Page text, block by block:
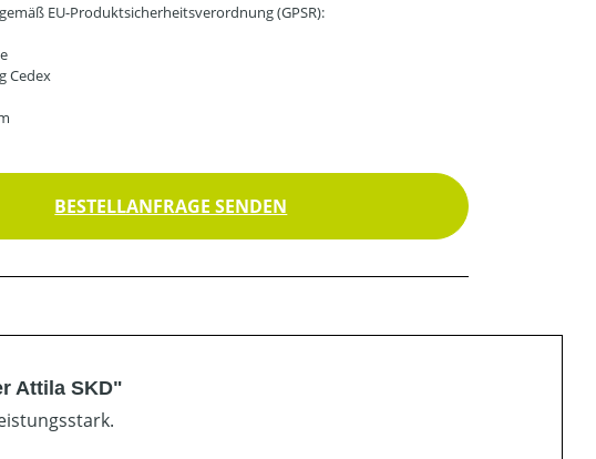
EU-Produktsicherheitsverordnung (GPSR):
Cedex
BESTELLANFRAGE SENDEN
Attila SKD"